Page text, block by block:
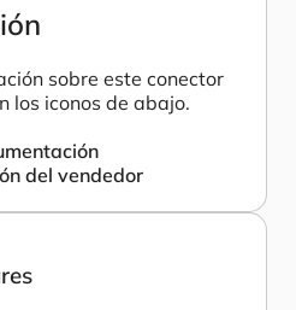
sobre este conector
los iconos de abajo.
del vendedor